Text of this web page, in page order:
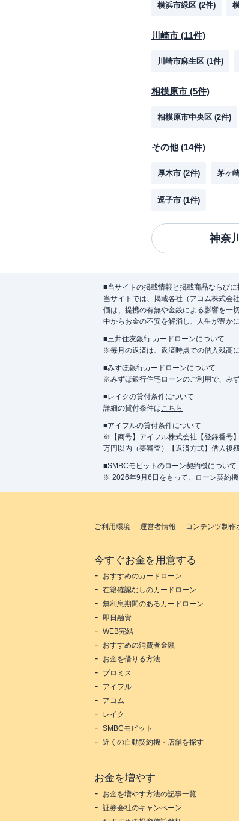
横浜市緑区 (2件)
川崎市 (11件)
川崎市麻生区 (1件)
相模原市 (5件)
相模原市中央区 (2件)
その他(14件)
厚木市 (2件) 茅ヶ
逗子市 (1件)
神奈
■当サイトの掲載情報と掲載商品ならび
当サイトでは、掲載各社（アコム株式会
価は、提携の有無や金銭による影響を一
中からお金の不安を解消し、人生が豊か
■三井住友銀行 カードローンについて
※毎月の返済は、返済時点での借入残高
■みずほ銀行カードローンについて
※みずほ銀行住宅ローンのご利用で、み
■レイクの貸付条件について
詳細の貸付条件はこちら
■アイフルの貸付条件について
※【商号】アイフル株式会社【登録番号
万円以内（要審査）【返済方式】借入後
■SMBCモビットのローン契約機について
※ 2026年9月6日をもって、ローン契約機
ご利用環境 運営者情報 コンテンツ制作
今すぐお金を用意する
おすすめのカードローン
在籍確認なしのカードローン
無利息期間のあるカードローン
即日融資
WEB完結
おすすめの消費者金融
お金を借りる方法
プロミス
アイフル
アコム
レイク
SMBCモビット
近くの自動契約機・店舗を探す
お金を増やす
お金を増やす方法の記事一覧
証券会社のキャンペーン